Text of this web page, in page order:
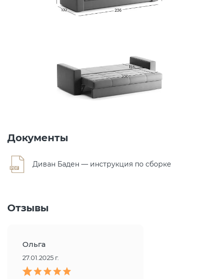
Документы
Диван Баден — инструкция по сборке
Отзывы
Ольга
27.01.2025 г.